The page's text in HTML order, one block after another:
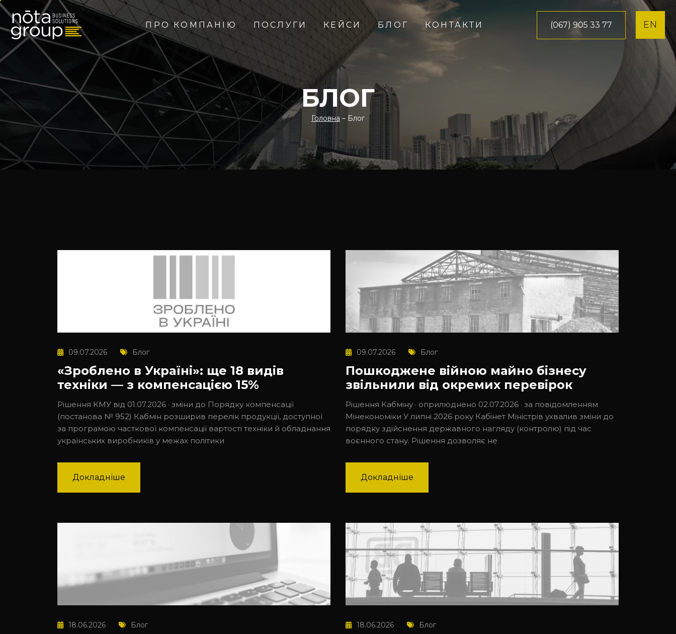
ПРО КОМПАНІЮ ПОСЛУГИ КЕЙСИ БЛОГ КОНТАКТИ (067) 905 33 77 EN
БЛОГ
Головна – Блог
09.07.2026 Блог
«Зроблено в Україні»: ще 18 видів
техніки — з компенсацією 15%
Рішення КМУ від 01.07.2026 · зміни до Порядку компенсації
(постанова № 952) Кабмін розширив перелік продукції, доступної
за програмою часткової компенсації вартості техніки й обладнання
українських виробників у межах політики
Докладніше
09.07.2026 Блог
Пошкоджене війною майно бізнесу
звільнили від окремих перевірок
Рішення Кабміну · оприлюднено 02.07.2026 · за повідомленням
Мінекономіки У липні 2026 року Кабінет Міністрів ухвалив зміни до
порядку здійснення державного нагляду (контролю) під час
воєнного стану. Рішення дозволяє не
Докладніше
18.06.2026 Блог 18.06.2026 Блог